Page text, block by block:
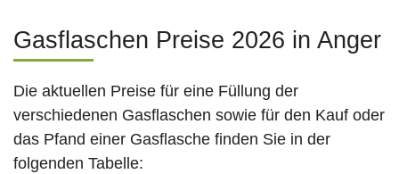
Gasflaschen Preise 2026 in Anger
Die aktuellen Preise für eine Füllung der
verschiedenen Gasflaschen sowie für den Kauf oder
das Pfand einer Gasflasche finden Sie in der
folgenden Tabelle: